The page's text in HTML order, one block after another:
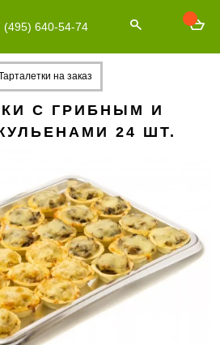
(495) 640-54-74
на заказ
С ГРИБНЫМ И
24 ШТ.